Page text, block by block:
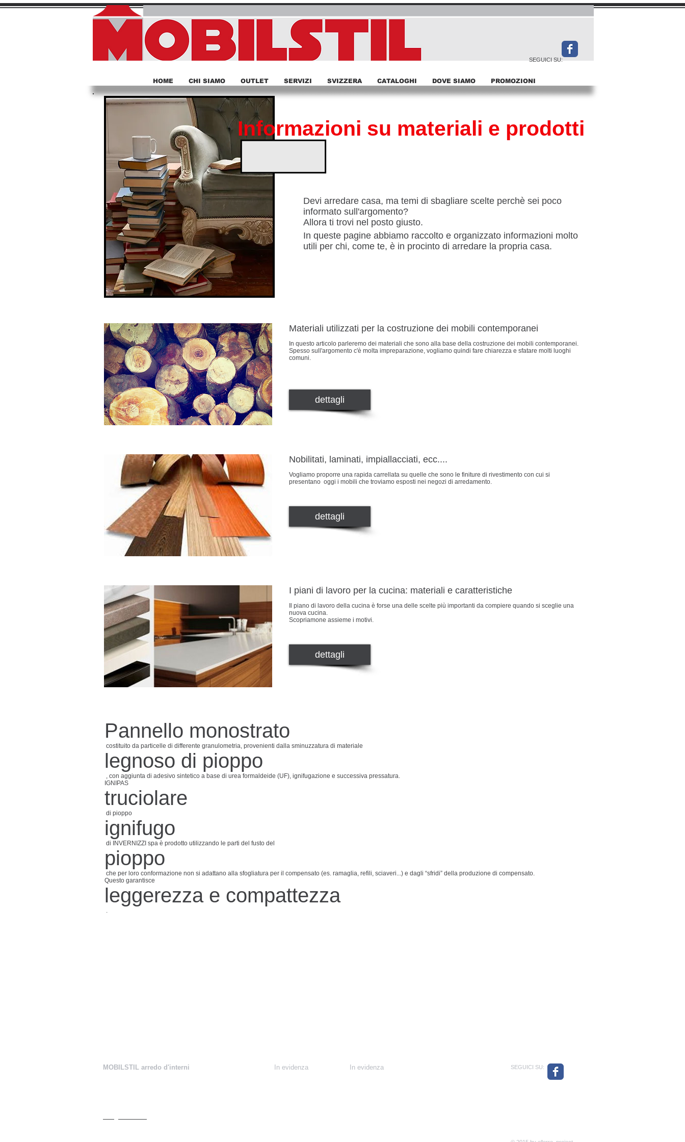
SEGUICI SU:
HOME CHI SIAMO OUTLET SERVIZI SVIZZERA CATALOGHI DOVE SIAMO PROMOZIONI
Informazioni su materiali e prodotti
In queste pagine abbiamo raccolto e organizzato informazioni molto
utili per chi, come te, è in procinto di arredare la propria casa.
Devi arredare casa, ma temi di sbagliare scelte perchè sei poco
informato sull'argomento?
Allora ti trovi nel posto giusto.
Materiali utilizzati per la costruzione dei mobili contemporanei
In questo articolo parleremo dei materiali che sono alla base della costruzione dei mobili contemporanei.
Spesso sull'argomento c'è molta impreparazione, vogliamo quindi fare chiarezza e sfatare molti luoghi
comuni.
dettagli
Nobilitati, laminati, impiallacciati, ecc....
Vogliamo proporre una rapida carrellata su quelle che sono le finiture di rivestimento con cui si
presentano oggi i mobili che troviamo esposti nei negozi di arredamento.
dettagli
I piani di lavoro per la cucina: materiali e caratteristiche
Il piano di lavoro della cucina è forse una delle scelte più importanti da compiere quando si sceglie una
nuova cucina.
Scopriamone assieme i motivi.
dettagli
Pannello monostrato
costituito da particelle di differente granulometria, provenienti dalla sminuzzatura di materiale
legnoso di pioppo
, con aggiunta di adesivo sintetico a base di urea formaldeide (UF), ignifugazione e successiva pressatura.
IGNIPAS
truciolare
di pioppo
ignifugo
di INVERNIZZI spa è prodotto utilizzando le parti del fusto del
pioppo
che per loro conformazione non si adattano alla sfogliatura per il compensato (es. ramaglia, refili, sciaveri...) e dagli “sfridi” della produzione di compensato.
Questo garantisce
leggerezza e compattezza
MOBILSTIL arredo d'interni In evidenza In evidenza SEGUICI SU: